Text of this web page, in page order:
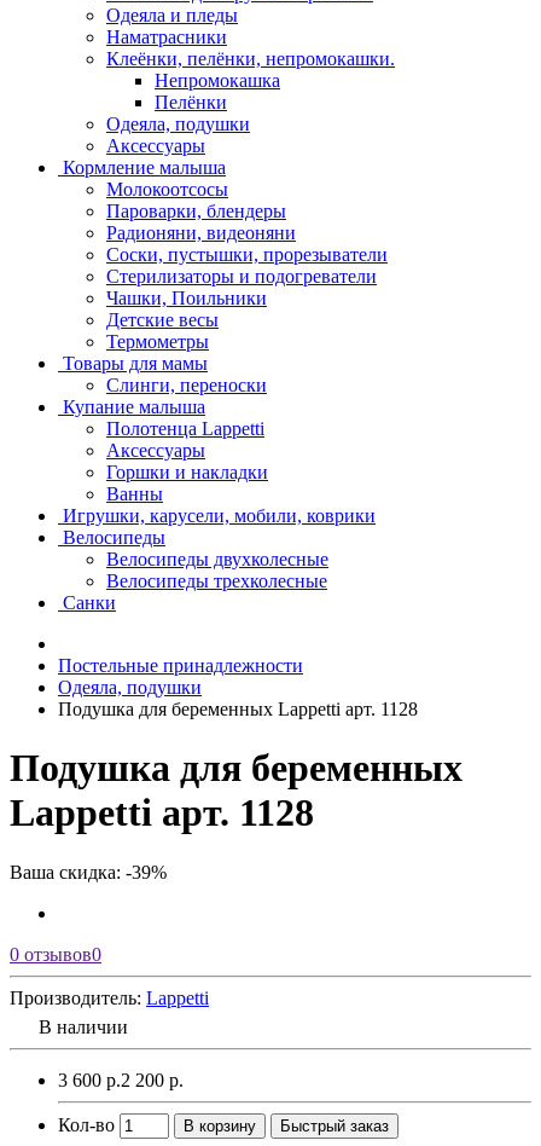
Одеяла и пледы
Наматрасники
Клеёнки, пелёнки, непромокашки.
Непромокашка
Пелёнки
Одеяла, подушки
Аксессуары
Кормление малыша
Молокоотсосы
Пароварки, блендеры
Радионяни, видеоняни
Соски, пустышки, прорезыватели
Стерилизаторы и подогреватели
Чашки, Поильники
Детские весы
Термометры
Товары для мамы
Слинги, переноски
Купание малыша
Полотенца Lappetti
Аксессуары
Горшки и накладки
Ванны
Игрушки, карусели, мобили, коврики
Велосипеды
Велосипеды двухколесные
Велосипеды трехколесные
Санки
Постельные принадлежности
Одеяла, подушки
Подушка для беременных Lappetti арт. 1128
Подушка для беременных
Lappetti арт. 1128
Ваша скидка: -39%
0 отзывов0
Производитель: Lappetti
В наличии
3 600 р.2 200 р.
Кол-во В корзину Быстрый заказ